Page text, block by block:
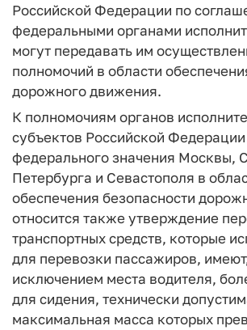
Российской Федерации по
федеральными органами
могут передавать им
полномочий в области
дорожного движения.
К полномочиям органов
субъектов Российской Федерации
федерального значения Москвы,
Петербурга и Севастополя в
обеспечения безопасности
относится также утверждение
транспортных средств, которые
для перевозки пассажиров,
исключением места водителя,
для сидения, технически
максимальная масса которых